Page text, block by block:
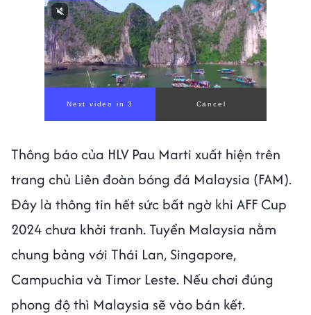
Next video in 1 Cancel
Thông báo của HLV Pau Marti xuất hiện trên
trang chủ Liên đoàn bóng đá Malaysia (FAM).
Đây là thông tin hết sức bất ngờ khi AFF Cup
2024 chưa khởi tranh. Tuyển Malaysia nằm
chung bảng với Thái Lan, Singapore,
Campuchia và Timor Leste. Nếu chơi đúng
phong độ thì Malaysia sẽ vào bán kết.